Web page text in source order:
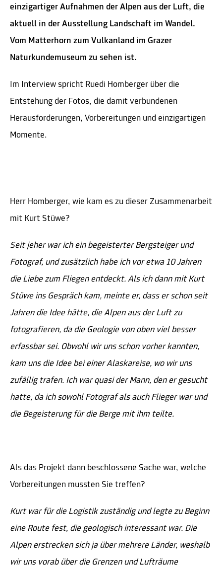
einzigartiger Aufnahmen der Alpen aus der Luft, die
aktuell in der Ausstellung Landschaft im Wandel.
Vom Matterhorn zum Vulkanland im Grazer
Naturkundemuseum zu sehen ist.
Im Interview spricht Ruedi Homberger über die
Entstehung der Fotos, die damit verbundenen
Herausforderungen, Vorbereitungen und einzigartigen
Momente.
Herr Homberger, wie kam es zu dieser Zusammenarbeit
mit Kurt Stüwe?
Seit jeher war ich ein begeisterter Bergsteiger und
Fotograf, und zusätzlich habe ich vor etwa 10 Jahren
die Liebe zum Fliegen entdeckt. Als ich dann mit Kurt
Stüwe ins Gespräch kam, meinte er, dass er schon seit
Jahren die Idee hätte, die Alpen aus der Luft zu
fotografieren, da die Geologie von oben viel besser
erfassbar sei. Obwohl wir uns schon vorher kannten,
kam uns die Idee bei einer Alaskareise, wo wir uns
zufällig trafen. Ich war quasi der Mann, den er gesucht
hatte, da ich sowohl Fotograf als auch Flieger war und
die Begeisterung für die Berge mit ihm teilte.
Als das Projekt dann beschlossene Sache war, welche
Vorbereitungen mussten Sie treffen?
Kurt war für die Logistik zuständig und legte zu Beginn
eine Route fest, die geologisch interessant war. Die
Alpen erstrecken sich ja über mehrere Länder, weshalb
wir uns vorab über die Grenzen und Lufträume